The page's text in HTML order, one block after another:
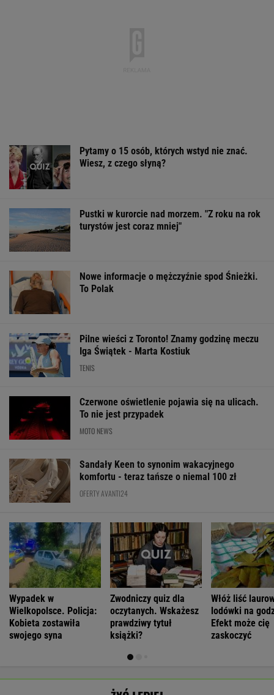
Pytamy o 15 osób, których wstyd nie znać.
Wiesz, z czego słyną?
Pustki w kurorcie nad morzem. "Z roku na rok
turystów jest coraz mniej"
Nowe informacje o mężczyźnie spod Śnieżki.
To Polak
Pilne wieści z Toronto! Znamy godzinę meczu
Iga Świątek - Marta Kostiuk
TENIS
Czerwone oświetlenie pojawia się na ulicach.
To nie jest przypadek
MOTO NEWS
Sandały Keen to synonim wakacyjnego
komfortu - teraz tańsze o niemal 100 zł
OFERTY AVANTI24
Wypadek w
Wielkopolsce. Policja:
Kobieta zostawiła
swojego syna
Zwodniczy quiz dla
oczytanych. Wskażesz
prawdziwy tytuł
książki?
Włóż liść
lodówki na
Efekt może cię
zaskoczyć